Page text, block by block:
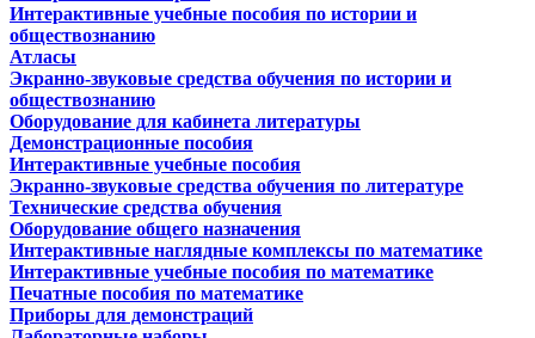
Интерактивные учебные пособия по истории и
обществознанию
Атласы
Экранно-звуковые средства обучения по истории и
обществознанию
Оборудование для кабинета литературы
Демонстрационные пособия
Интерактивные учебные пособия
Экранно-звуковые средства обучения по литературе
Технические средства обучения
Оборудование общего назначения
Интерактивные наглядные комплексы по математике
Интерактивные учебные пособия по математике
Печатные пособия по математике
Приборы для демонстраций